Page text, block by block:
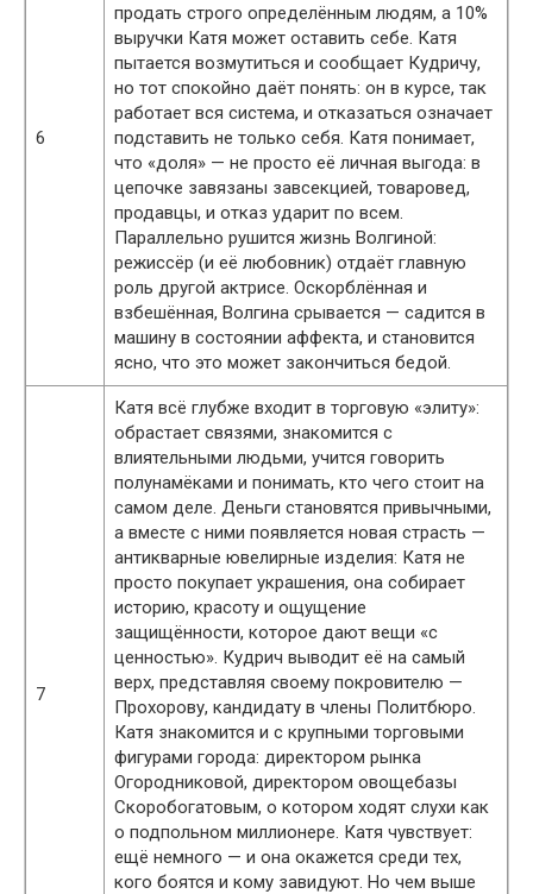
6
продать строго определённым людям, а 10%
выручки Катя может оставить себе. Катя
пытается возмутиться и сообщает Кудричу,
но тот спокойно даёт понять: он в курсе, так
работает вся система, и отказаться означает
подставить не только себя. Катя понимает,
что «доля» — не просто её личная выгода: в
цепочке завязаны завсекцией, товаровед,
продавцы, и отказ ударит по всем.
Параллельно рушится жизнь Волгиной:
режиссёр (и её любовник) отдаёт главную
роль другой актрисе. Оскорблённая и
взбешённая, Волгина срывается — садится в
машину в состоянии аффекта, и становится
ясно, что это может закончиться бедой.
7
Катя всё глубже входит в торговую «элиту»:
обрастает связями, знакомится с
влиятельными людьми, учится говорить
полунамёками и понимать, кто чего стоит на
самом деле. Деньги становятся привычными,
а вместе с ними появляется новая страсть —
антикварные ювелирные изделия: Катя не
просто покупает украшения, она собирает
историю, красоту и ощущение
защищённости, которое дают вещи «с
ценностью». Кудрич выводит её на самый
верх, представляя своему покровителю —
Прохорову, кандидату в члены Политбюро.
Катя знакомится и с крупными торговыми
фигурами города: директором рынка
Огородниковой, директором овощебазы
Скоробогатовым, о котором ходят слухи как
о подпольном миллионере. Катя чувствует:
ещё немного — и она окажется среди тех,
кого боятся и кому завидуют. Но чем выше